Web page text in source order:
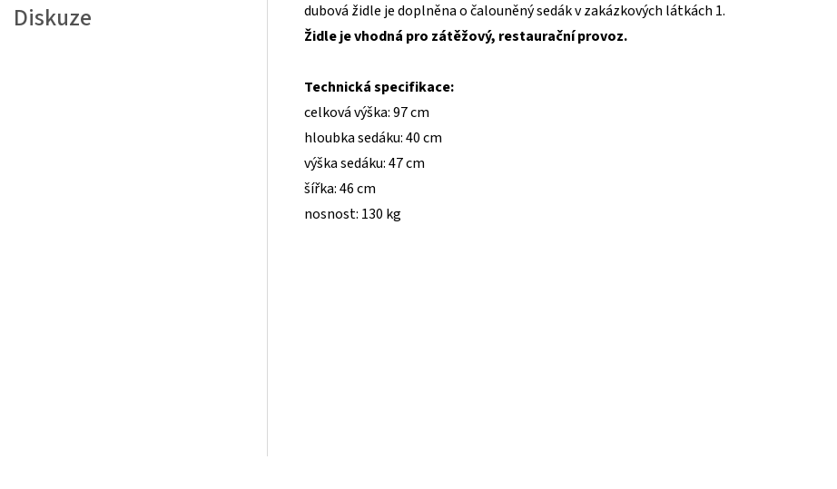
Diskuze
dubová židle je doplněna o čalouněný sedák v zakázkových látkách 1.
Židle je vhodná pro zátěžový, restaurační provoz.
Technická specifikace:
celková výška: 97 cm
hloubka sedáku: 40 cm
výška sedáku: 47 cm
šířka: 46 cm
nosnost: 130 kg